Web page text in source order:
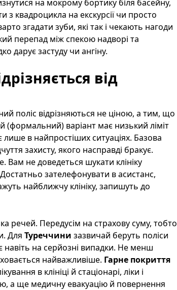
на мокрому бортику біля басейну,
з квадроцикла на екскурсії чи просто
згадати зуби, які так і чекають нагоди
перепад між спекою надворі та
дарує застуду чи ангіну.
від
поліс відрізняються не ціною, а тим, що
(формальний) варіант має низький ліміт
лише в найпростіших ситуаціях. Базова
захисту, якого насправді бракує.
Вам не доведеться шукати клініку
зателефонувати в асистанс,
найближчу клініку, запишуть до
речей. Передусім на страхову суму, тобто
Для Туреччини зазвичай беруть поліси
навіть на серйозні випадки. Не менш
найважливіше. Гарне покриття
в клініці й стаціонарі, ліки і
а ще медичну евакуацію й повернення